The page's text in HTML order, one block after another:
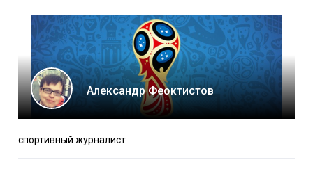
Александр Феоктистов
спортивный журналист